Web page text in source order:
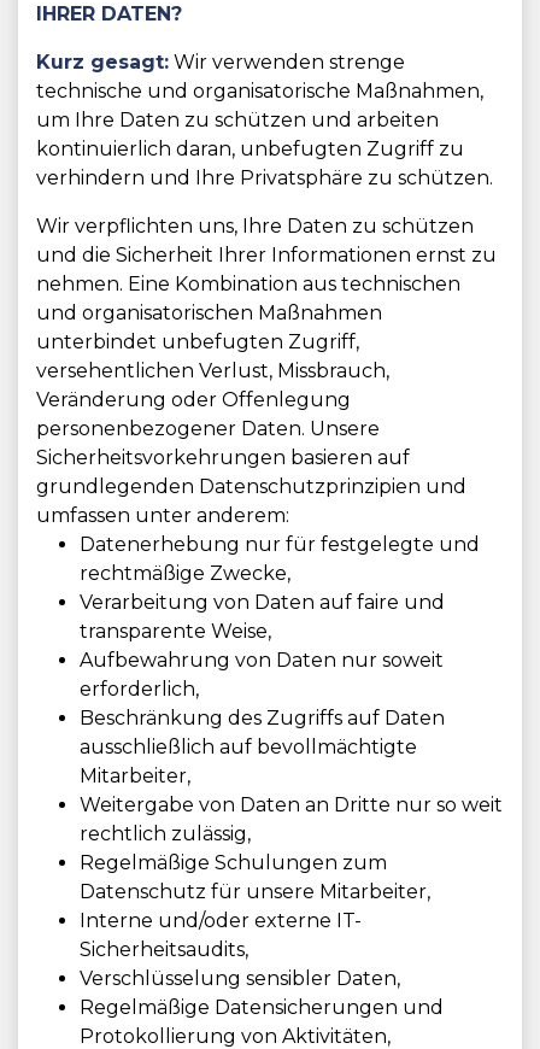
IHRER DATEN?
Kurz gesagt: Wir verwenden strenge
technische und organisatorische Maßnahmen,
um Ihre Daten zu schützen und arbeiten
kontinuierlich daran, unbefugten Zugriff zu
verhindern und Ihre Privatsphäre zu schützen.
Wir verpflichten uns, Ihre Daten zu schützen
und die Sicherheit Ihrer Informationen ernst zu
nehmen. Eine Kombination aus technischen
und organisatorischen Maßnahmen
unterbindet unbefugten Zugriff,
versehentlichen Verlust, Missbrauch,
Veränderung oder Offenlegung
personenbezogener Daten. Unsere
Sicherheitsvorkehrungen basieren auf
grundlegenden Datenschutzprinzipien und
umfassen unter anderem:
Datenerhebung nur für festgelegte und
rechtmäßige Zwecke,
Verarbeitung von Daten auf faire und
transparente Weise,
Aufbewahrung von Daten nur soweit
erforderlich,
Beschränkung des Zugriffs auf Daten
ausschließlich auf bevollmächtigte
Mitarbeiter,
Weitergabe von Daten an Dritte nur so weit
rechtlich zulässig,
Regelmäßige Schulungen zum
Datenschutz für unsere Mitarbeiter,
Interne und/oder externe IT-
Sicherheitsaudits,
Verschlüsselung sensibler Daten,
Regelmäßige Datensicherungen und
Protokollierung von Aktivitäten,